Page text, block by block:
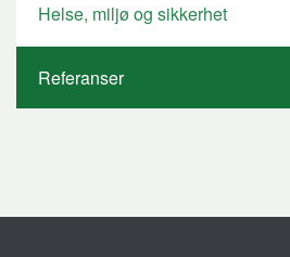
Helse, miljø og sikkerhet
Referanser